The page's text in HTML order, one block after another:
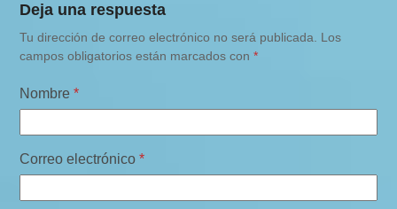
v
e
a
i
ó
n
Deja una respuesta
Tu dirección de correo electrónico no será publicada.
Los
campos obligatorios están marcados con*
Nombre*
Correo electrónico*